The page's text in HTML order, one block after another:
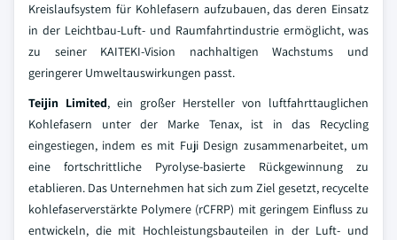
Kreislaufsystem für Kohlefasern aufzubauen, das deren Einsatz
in der Leichtbau-Luft- und Raumfahrtindustrie ermöglicht, was
zu seiner KAITEKI-Vision nachhaltigen Wachstums und
geringerer Umweltauswirkungen passt.
Teijin Limited, ein großer Hersteller von luftfahrttauglichen
Kohlefasern unter der Marke Tenax, ist in das Recycling
eingestiegen, indem es mit Fuji Design zusammenarbeitet, um
eine fortschrittliche Pyrolyse-basierte Rückgewinnung zu
etablieren. Das Unternehmen hat sich zum Ziel gesetzt, recycelte
kohlefaserverstärkte Polymere (rCFRP) mit geringem Einfluss zu
entwickeln, die mit Hochleistungsbauteilen in der Luft- und